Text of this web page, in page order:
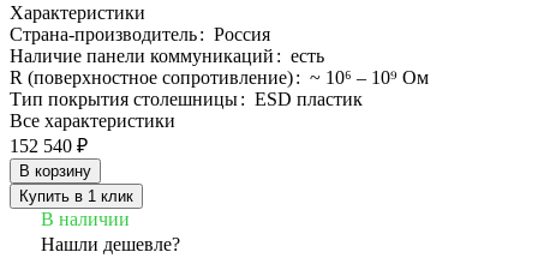
Характеристики
Страна-производитель: Россия
Наличие панели коммуникаций : есть
R (поверхностное сопротивление): ~ 10⁶ – 10⁹ Ом
Тип покрытия столешницы: ESD пластик
Все характеристики
152 540 ₽
В корзину
Купить в 1 клик
В наличии
Нашли дешевле?